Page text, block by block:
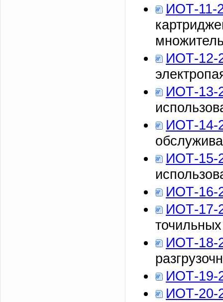
ИОТ-11-
ИОТ-12-
ИОТ-13-
ИОТ-14-
ИОТ-15-
ИОТ-16-
ИОТ-17-
ИОТ-18-
ИОТ-19-
ИОТ-20-